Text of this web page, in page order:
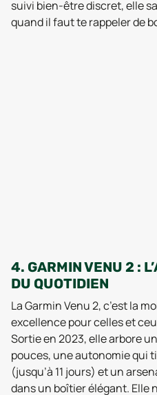
suivi bien-être discret, elle
quand il faut te rappeler de
4. GARMIN VENU 2 :
DU QUOTIDIEN
La Garmin Venu 2, c’est la
excellence pour celles et
Sortie en 2023, elle arbore
pouces, une autonomie qui
(jusqu’à 11 jours) et un
dans un boîtier élégant. Elle